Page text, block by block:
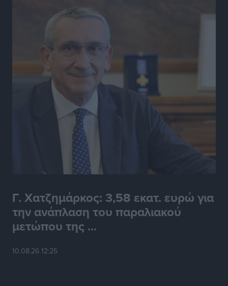
Γ. Χατζημάρκος: 3,58 εκατ. ευρώ για
την ανάπλαση του παραλιακού
μετώπου της ...
10.08.26 12:25